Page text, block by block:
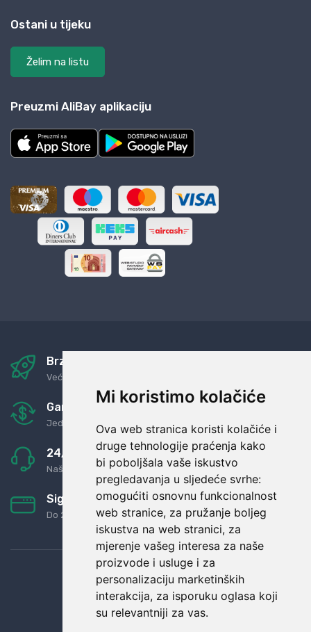
Mi koristimo kolačiće
Ova web stranica koristi kolačiće i
druge tehnologije praćenja kako
bi poboljšala vaše iskustvo
pregledavanja u sljedeće svrhe:
omogućiti osnovnu funkcionalnost
web stranice, za pružanje boljeg
iskustva na web stranici, za
mjerenje vašeg interesa za naše
proizvode i usluge i za
personalizaciju marketinških
interakcija, za isporuku oglasa koji
su relevantniji za vas.
Ostani u tijeku
Želim na listu
Preuzmi AliBay aplikaciju
Brza i sigurna dostava
Već za nekoliko dana kod vas
Garancija u povrat novaca
Jednostavno pravilo: Roba za novac
24/7 odlična podrška
Naši agenti uvijek na raspolaganju
Sigurno obročno plaćanje
Do 24 rata bez kamata